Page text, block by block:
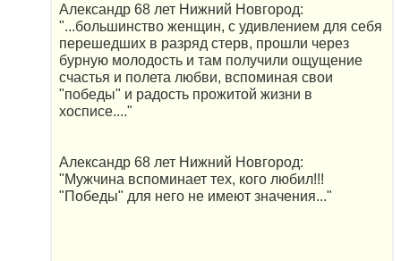
Александр 68 лет Нижний Новгород:
"...большинство женщин, с удивлением для себя
перешедших в разряд стерв, прошли через
бурную молодость и там получили ощущение
счастья и полета любви, вспоминая свои
"победы" и радость прожитой жизни в
хосписе...."
Александр 68 лет Нижний Новгород:
"Мужчина вспоминает тех, кого любил!!!
"Победы" для него не имеют значения..."